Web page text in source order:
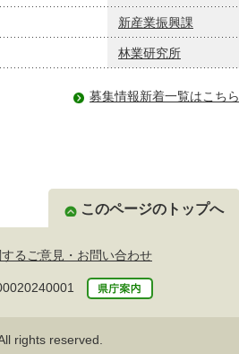
新産業振興課
林業研究所
募集情報新着一覧はこちら
このページのトップへ
るご意見・お問い合わせ
rights reserved.